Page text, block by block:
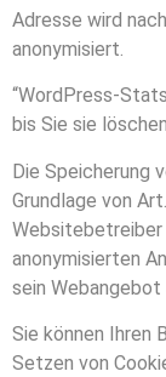
Adresse wird
anonymisiert.
“WordPress-
bis Sie sie
Die Speicherung
Grundlage von
anonymisierten
sein Webangebot
Sie können Ihren
Setzen von